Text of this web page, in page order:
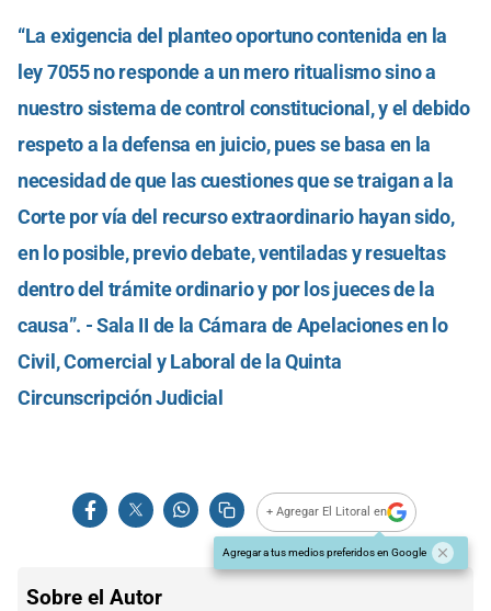
“La exigencia del planteo oportuno contenida en la
ley 7055 no responde a un mero ritualismo sino a
nuestro sistema de control constitucional, y el debido
respeto a la defensa en juicio, pues se basa en la
necesidad de que las cuestiones que se traigan a la
Corte por vía del recurso extraordinario hayan sido,
en lo posible, previo debate, ventiladas y resueltas
dentro del trámite ordinario y por los jueces de la
causa”. - Sala II de la Cámara de Apelaciones en lo
Civil, Comercial y Laboral de la Quinta
Circunscripción Judicial
+ Agregar El Litoral en
Agregar a tus medios preferidos en Google
Sobre el Autor